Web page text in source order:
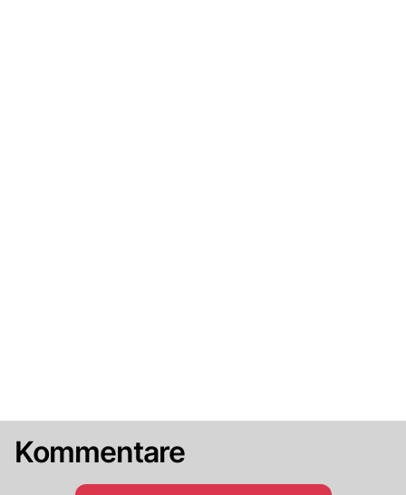
Kommentare